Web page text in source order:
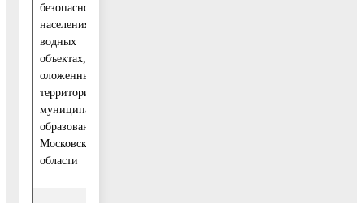
безопасности
населения на
водных
объектах, расп-
оложенных на
территории
муниципального
образования
Московской
области